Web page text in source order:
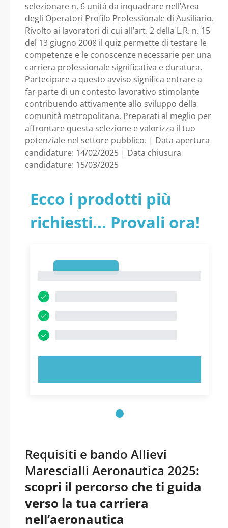
selezionare n. 6 unità da inquadrare nell’Area
degli Operatori Profilo Professionale di Ausiliario.
Rivolto ai lavoratori di cui all’art. 2 della L.R. n. 15
del 13 giugno 2008 il quiz permette di testare le
competenze e le conoscenze necessarie per una
carriera professionale significativa e duratura.
Partecipare a questo avviso significa entrare a
far parte di un contesto lavorativo stimolante
contribuendo attivamente allo sviluppo della
comunità metropolitana. Preparati al meglio per
affrontare questa selezione e valorizza il tuo
potenziale nel settore pubblico. | Data apertura
candidature: 14/02/2025 | Data chiusura
candidature: 15/03/2025
Ecco i prodotti più
richiesti... Provali ora!
Requisiti e bando Allievi
Marescialli Aeronautica 2025:
scopri il percorso che ti guida
verso la tua carriera
nell’aeronautica